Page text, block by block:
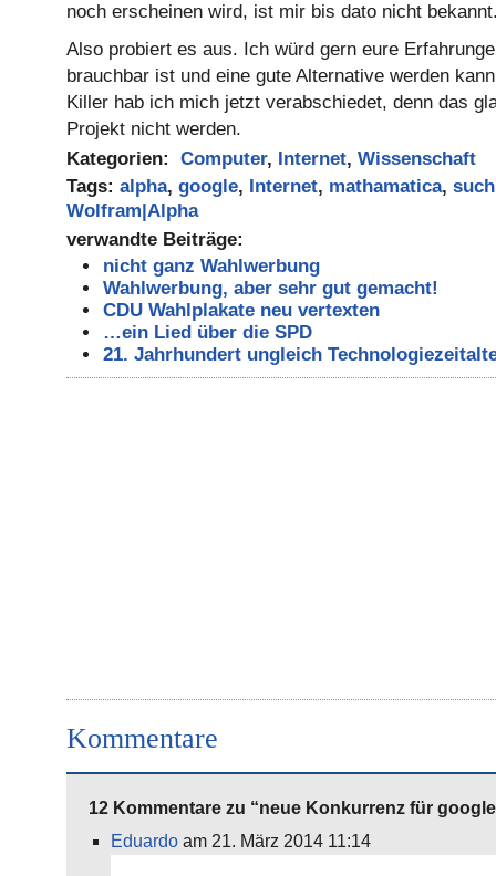
noch erscheinen wird, ist mir bis dato nicht
Also probiert es aus. Ich würd gern eure
brauchbar ist und eine gute Alternative werden
Killer hab ich mich jetzt verabschiedet, denn das
Projekt nicht werden.
Kategorien: Computer, Internet, Wissenschaft
Tags: alpha, google, Internet, mathamatica,
Wolfram|Alpha
verwandte Beiträge:
nicht ganz Wahlwerbung
Wahlwerbung, aber sehr gut gemacht!
CDU Wahlplakate neu vertexten
…ein Lied über die SPD
21. Jahrhundert ungleich
Kommentare
12 Kommentare zu “neue Konkurrenz für
Eduardo am 21. März 2014 11:14